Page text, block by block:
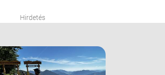
Hirdetés